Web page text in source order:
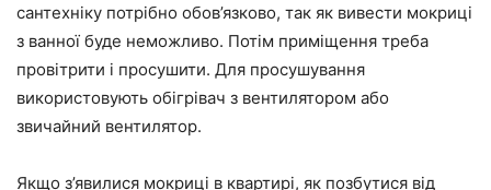
сантехніку потрібно обов’язково, так як вивести мокриці
з ванної буде неможливо. Потім приміщення треба
провітрити і просушити. Для просушування
використовують обігрівач з вентилятором або
звичайний вентилятор.
Якщо з’явилися мокриці в квартирі, як позбутися від